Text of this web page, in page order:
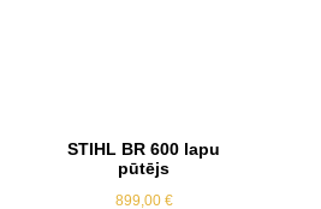
STIHL BR 600 lapu
pūtējs
899,00 €